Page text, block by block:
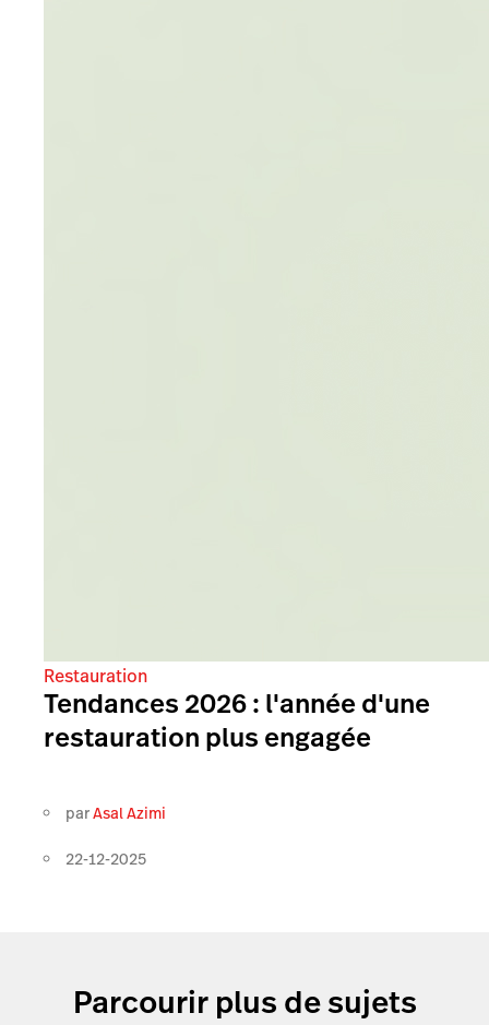
Restauration
Tendances 2026 : l'année d'une
restauration plus engagée
parAsal Azimi
22-12-2025
Parcourir plus de sujets